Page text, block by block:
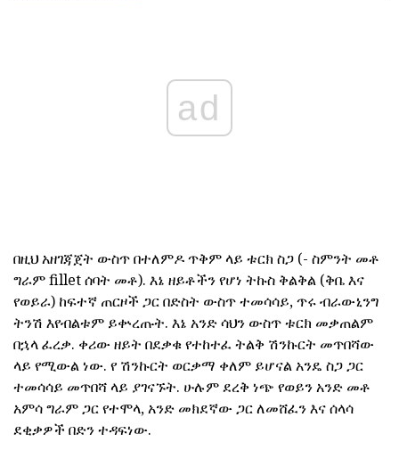
ad
በዚህ አዘገጃጀት ውስጥ በተለምዶ ጥቅም ላይ ቱርክ ስጋ (- ስምንት መቶ
ግራም fillet ሰባት መቶ). እኔ ዘይቶችን የሆነ ትኩስ ቅልቅል (ቅቤ እና
የወይራ) ከፍተኛ ጠርዞች ጋር በድስት ውስጥ ተመሳሳይ, ጥሩ ብራውኒንግ
ትንሽ እየብልቱም ይቍረጡት. እኔ አንድ ሳህን ውስጥ ቱርክ መቃጠልም
በኋላ ፈረቃ. ቀሪው ዘይት በደቃቁ የተከተፈ ትልቅ ሽንኩርት መጥበሻው
ላይ የሚውል ነው. የ ሽንኩርት ወርቃማ ቀለም ይሆናል አንዴ ስጋ ጋር
ተመሳሳይ መጥበሻ ላይ ያገናኙት. ሁሉም ደረቅ ነጭ የወይን አንድ መቶ
አምሳ ግራም ጋር የተሞላ, አንድ መክደኛው ጋር ለመሸፈን እና ሰላሳ
ደቂቃዎች በድን ተዳፍነው.